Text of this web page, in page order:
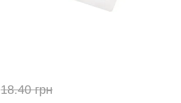
18.40 грн